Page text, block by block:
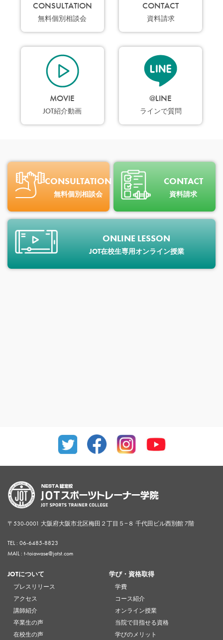
CONSULTATION
無料個別相談会
CONTACT
資料請求
MOVIE
JOT紹介動画
@LINE
ラインで質問
CONSULTATION
無料個別相談会
CONTACT
資料請求
ONLINE LESSON
JOT在校生専用オンライン授業
〒530-0001 大阪府大阪市北区梅田２丁目５−８ 千代田ビル西別館 7階
TEL : 06-6485-8823
MAIL : t-toiawase@jotst.com
JOTについて
プレスリリース
アクセス
講師紹介
卒業生の声
在校生の声
学び・資格取得
学費
コース紹介
オンライン授業
当院で目指せる資格
学びのメリット